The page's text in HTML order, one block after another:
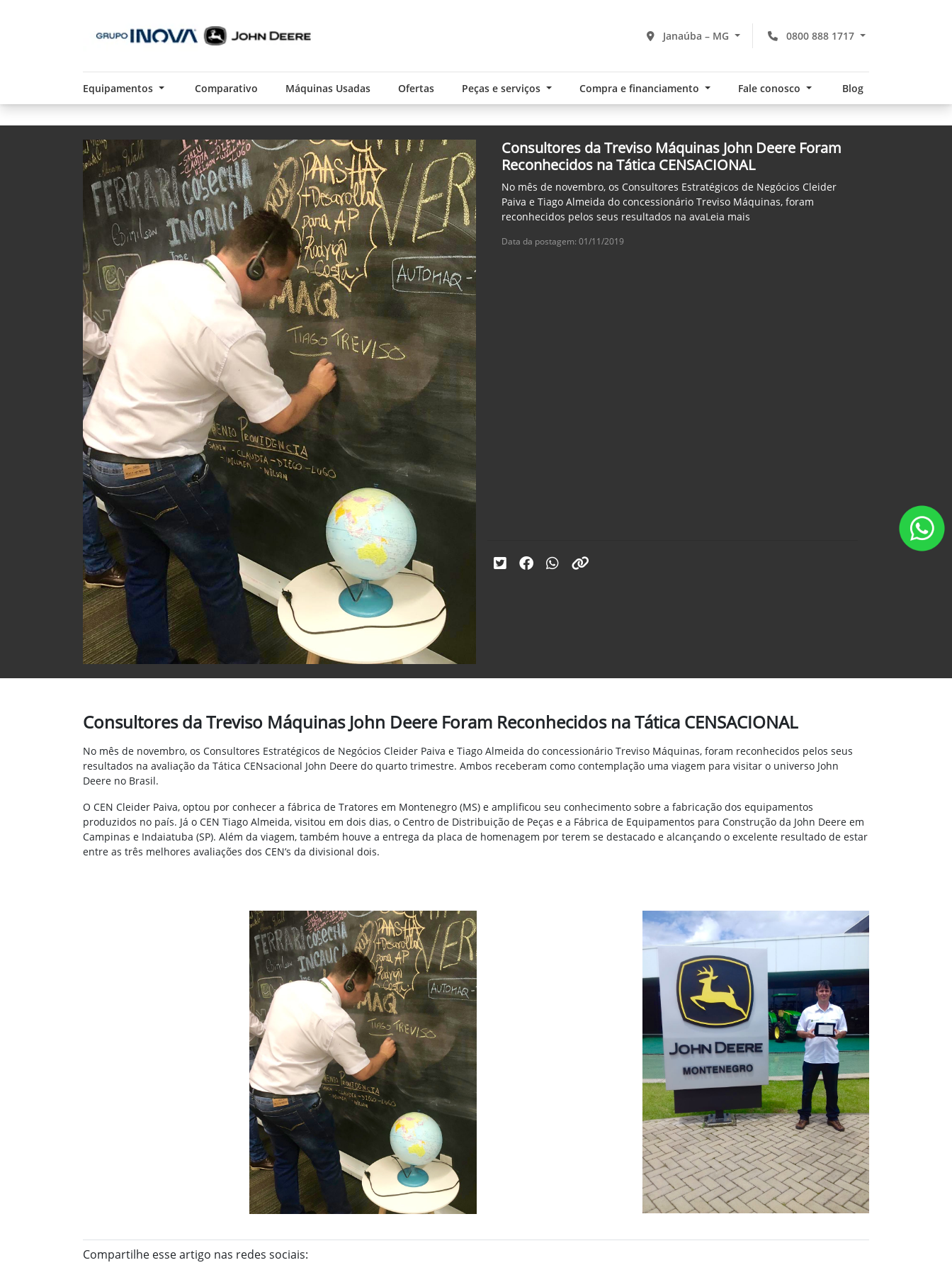
0800 888 1717
Janaúba – MG
Equipamentos Comparativo Máquinas Usadas Ofertas Peças e serviços Compra e financiamento Fale conosco Blog
Consultores da Treviso Máquinas John Deere Foram
Reconhecidos na Tática CENSACIONAL
No mês de novembro, os Consultores Estratégicos de Negócios Cleider
Paiva e Tiago Almeida do concessionário Treviso Máquinas, foram
reconhecidos pelos seus resultados na avaLeia mais
Data da postagem: 01/11/2019
Consultores da Treviso Máquinas John Deere Foram Reconhecidos na Tática CENSACIONAL
No mês de novembro, os Consultores Estratégicos de Negócios Cleider Paiva e Tiago Almeida do concessionário Treviso Máquinas, foram reconhecidos pelos seus
resultados na avaliação da Tática CENsacional John Deere do quarto trimestre. Ambos receberam como contemplação uma viagem para visitar o universo John
Deere no Brasil.
O CEN Cleider Paiva, optou por conhecer a fábrica de Tratores em Montenegro (MS) e amplificou seu conhecimento sobre a fabricação dos equipamentos
produzidos no país. Já o CEN Tiago Almeida, visitou em dois dias, o Centro de Distribuição de Peças e a Fábrica de Equipamentos para Construção da John Deere em
Campinas e Indaiatuba (SP). Além da viagem, também houve a entrega da placa de homenagem por terem se destacado e alcançando o excelente resultado de estar
entre as três melhores avaliações dos CEN’s da divisional dois.
Compartilhe esse artigo nas redes sociais: